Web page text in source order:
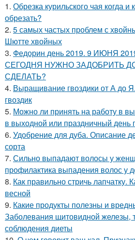
1. Обрезка курильского чая когда и
обрезать?
2. 5 самых частых проблем с
Шютте хвойных
3. Федорин день 2019. 9 ИЮНЯ
СЕГОДНЯ НУЖНО ЗАДОБРИТЬ
СДЕЛАТЬ?
4. Выращивание гвоздики от А до
гвоздик
5. Можно ли принять на работу в
в выходной или праздничный день
6. Удобрение для дуба. Описание
сорта
7. Сильно выпадают волосы у
профилактика выпадения волос у
8. Как правильно стричь лапчатку.
весной
9. Какие продукты полезны и
Заболевания щитовидной железы,
соблюдения диеты